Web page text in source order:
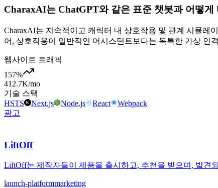
CharaxAI는 ChatGPT와 같은 표준 챗봇과 어떻게
CharaxAI는 지속적이고 캐릭터 내 상호작용 및 관계 시뮬레
어, 상호작용이 일반적인 어시스턴트보다는 독특한 가상 인
웹사이트 트래픽
157%
412.7K/mo
기술 스택
HSTS
Next.js Node.js React
Webpack
광고
LiftOff
LiftOff는 제작자들이 제품을 출시하고, 추천을 받으며, 발견
launch-platformmarketing